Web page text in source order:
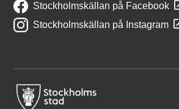
Stockholmskällan på Facebook
Stockholmskällan på Instagram